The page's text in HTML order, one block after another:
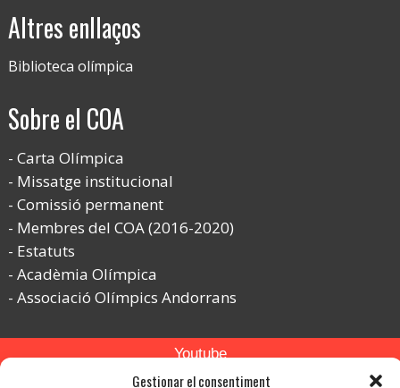
Gestionar el consentiment
Altres enllaços
Biblioteca olímpica
Sobre el COA
Carta Olímpica
Missatge institucional
Comissió permanent
Membres del COA (2016-2020)
Estatuts
Acadèmia Olímpica
Associació Olímpics Andorrans
Youtube